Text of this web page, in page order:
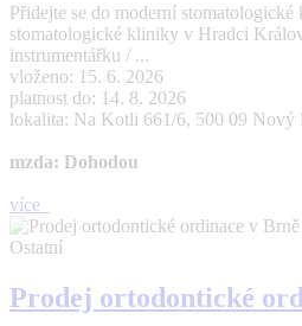
Přidejte se do moderní
stomatologické kliniky v Hradci
instrumentářku / ...
vloženo: 15. 6. 2026
platnost do: 14. 8. 2026
lokalita: Na Kotli 661/6, 500 09 Nový
mzda: Dohodou
více
Ostatní
Prodej ortodontické